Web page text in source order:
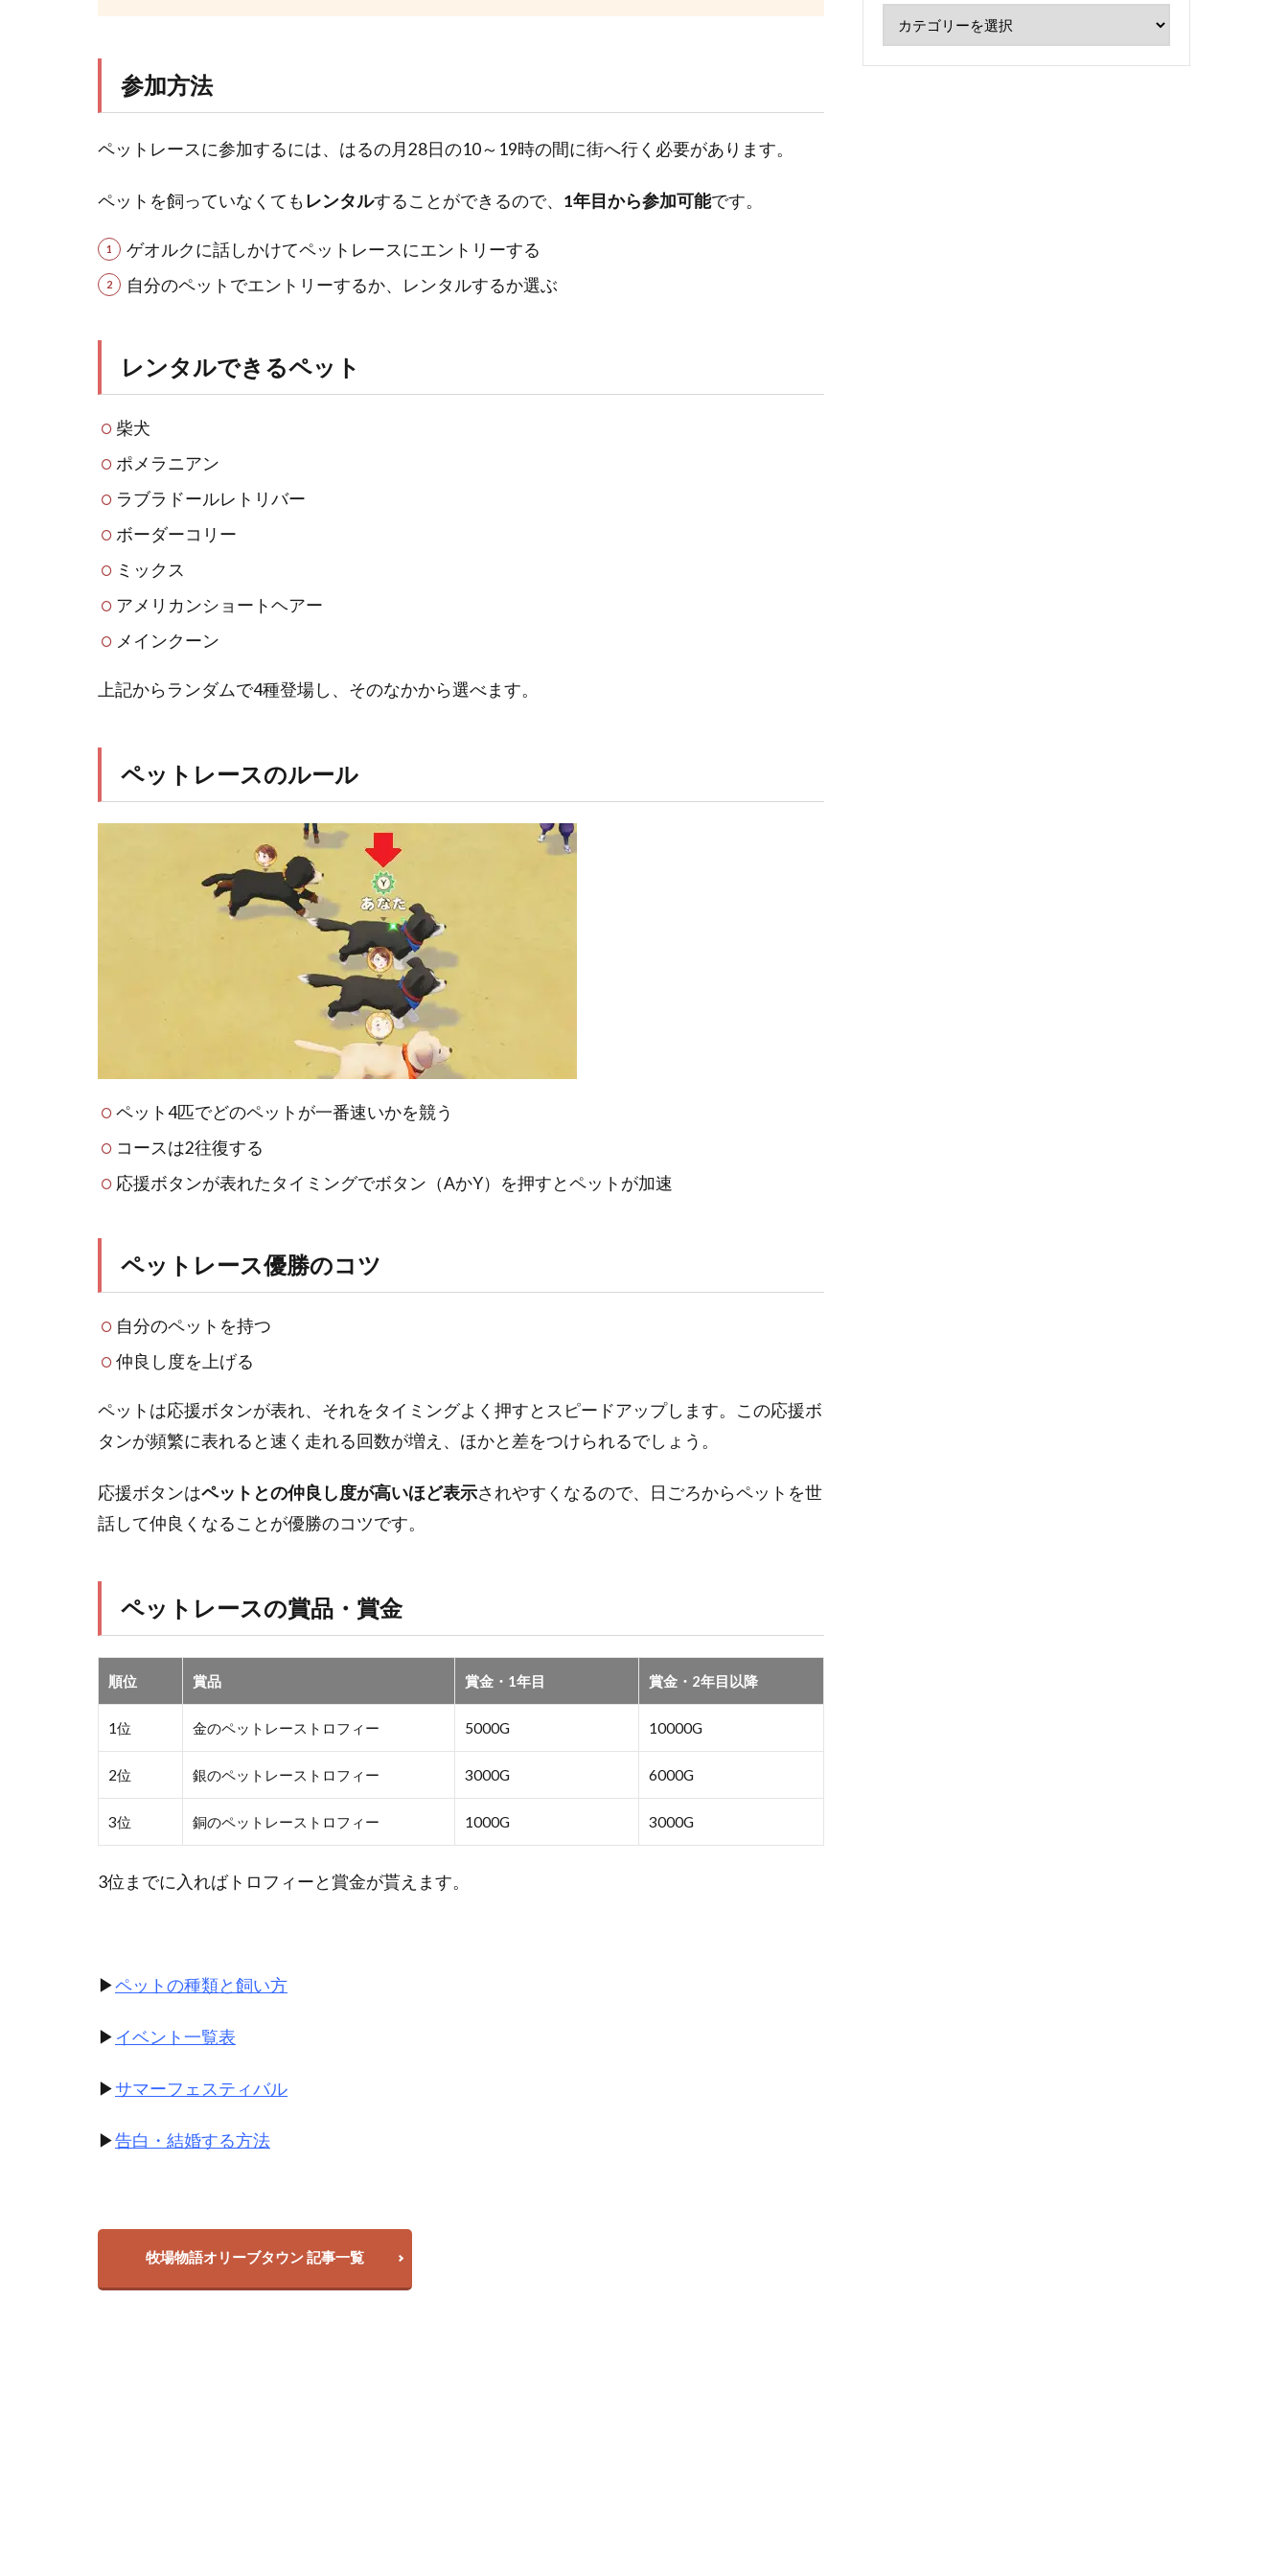
参加方法
ペットレースに参加するには、はるの月28日の10～19時の間に街へ行く必要があります。
ペットを飼っていなくても レンタルすることができるので、 1年目から参加可能です。
ゲオルクに話しかけてペットレースにエントリーする
自分のペットでエントリーするか、レンタルするか選ぶ
レンタルできるペット
柴犬
ポメラニアン
ラブラドールレトリバー
ボーダーコリー
ミックス
アメリカンショートヘアー
メインクーン
上記からランダムで4種登場し、そのなかから選べます。
ペットレースのルール
ペット4匹でどのペットが一番速いかを競う
コースは2往復する
応援ボタンが表れたタイミングでボタン（AかY）を押すとペットが加速
ペットレース優勝のコツ
自分のペットを持つ
仲良し度を上げる
ペットは応援ボタンが表れ、それをタイミングよく押すとスピードアップします。この応援ボ
タンが頻繁に表れると速く走れる回数が増え、ほかと差をつけられるでしょう。
応援ボタンはペットとの仲良し度が高いほど表示されやすくなるので、日ごろからペットを世
話して仲良くなることが優勝のコツです。
ペットレースの賞品・賞金
順位 賞品 賞金・1年目 賞金・2年目以降
1位 金のペットレーストロフィー 5000G 10000G
2位 銀のペットレーストロフィー 3000G 6000G
3位 銅のペットレーストロフィー 1000G 3000G
3位までに入ればトロフィーと賞金が貰えます。
▶ペットの種類と飼い方
▶ イベント一覧表
▶サマーフェスティバル
▶告白・結婚する方法
牧場物語オリーブタウン 記事一覧